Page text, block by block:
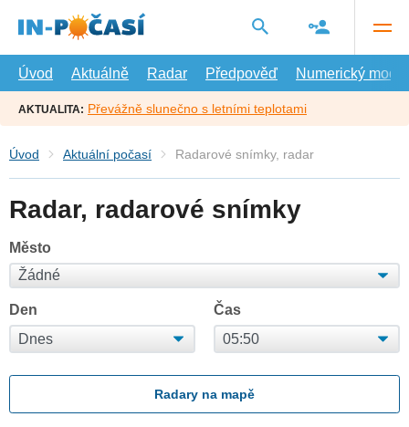
hlavní
Úvod
Aktuálně Radar Předpověď Numerický model
AKTUALITA: Převážně slunečno s letními teplotami
Úvod Aktuální počasí Radarové snímky, radar
Radar, radarové snímky
Město
Den Čas
Radary na mapě